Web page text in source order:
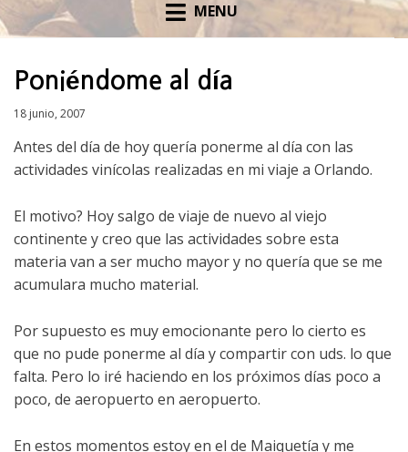
MENU
Poniéndome al día
Posted
18 junio, 2007
Antes del día de hoy quería ponerme al día con las
actividades vinícolas realizadas en mi viaje a Orlando.
El motivo? Hoy salgo de viaje de nuevo al viejo
continente y creo que las actividades sobre esta
materia van a ser mucho mayor y no quería que se me
acumulara mucho material.
Por supuesto es muy emocionante pero lo cierto es
que no pude ponerme al día y compartir con uds. lo que
falta. Pero lo iré haciendo en los próximos días poco a
poco, de aeropuerto en aeropuerto.
En estos momentos estoy en el de Maiquetía y me